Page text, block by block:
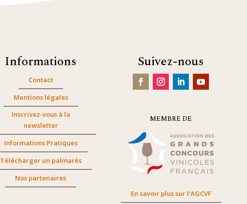
Informations
Contact
Mentions légales
Inscrivez-vous à la
newsletter
Informations Pratiques
Télécharger un palmarès
Nos partenaires
Suivez-nous
MEMBRE DE
En savoir plus sur l'AGCVF